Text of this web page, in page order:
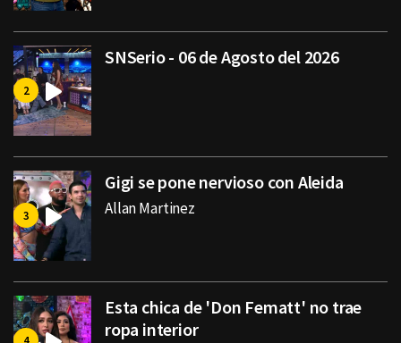
SNSerio - 06 de Agosto del 2026
Gigi se pone nervioso con Aleida
Allan Martinez
Esta chica de 'Don Fematt' no trae
ropa interior